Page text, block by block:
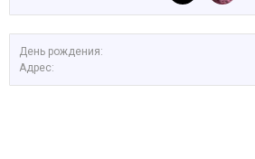
День рождения:
Адрес: